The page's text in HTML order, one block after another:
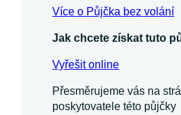
Více o Půjčka bez volání
Jak chcete získat tuto
Vyřešit online
Přesměrujeme vás na
poskytovatele této půjčky